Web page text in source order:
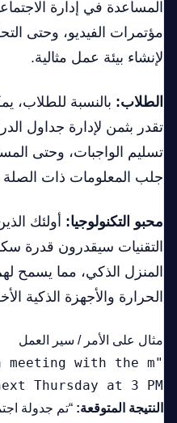
المساعدة في إدارة
مؤتمرات الفيديو، وحتى
لإنشاء بيئة عمل مثالية.
الطلاب: بالنسبة للطلاب،
تقدر بثمن لإدارة جداول
تسليم الواجبات، وحتى
جلب المعلومات ذات
محبو التكنولوجيا: أولئك
التقنيات سيقدرون قدرة
المنزل الذكي، مما يسمح
الحرارة والأجهزة الذكية
مثال على الأمر / سير العمل
meeting with the m
Thursday at 3 PM."
النتيجة المتوقعة: “تم جدولة